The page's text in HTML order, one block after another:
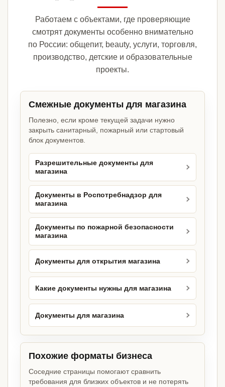
Работаем с объектами, где проверяющие
смотрят документы особенно внимательно
по России: общепит, beauty, услуги, торговля,
производство, детские и образовательные
проекты.
Смежные документы для магазина
Полезно, если кроме текущей задачи нужно
закрыть санитарный, пожарный или стартовый
блок документов.
Разрешительные документы для
магазина
Документы в Роспотребнадзор для
магазина
Документы по пожарной безопасности
магазина
Документы для открытия магазина
Какие документы нужны для магазина
Документы для магазина
Похожие форматы бизнеса
Соседние страницы помогают сравнить
требования для близких объектов и не потерять